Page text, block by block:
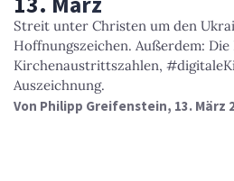
Streit unter Christen um den
Hoffnungszeichen. Außerdem:
Kirchenaustrittszahlen,
Auszeichnung.
Von Philipp Greifenstein, 13. März